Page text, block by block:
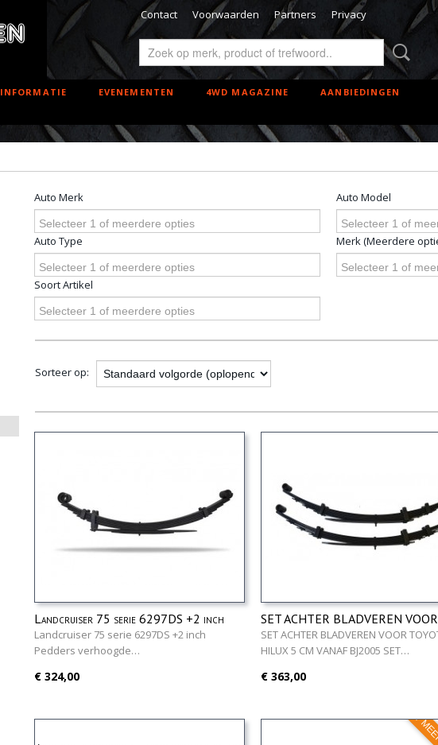
Contact Voorwaarden Partners Privacy
INFORMATIE EVENEMENTEN 4WD MAGAZINE AANBIEDINGEN
Auto Merk
Selecteer 1 of meerdere opties
Auto Model
Selecteer 1 of
Auto Type
Selecteer 1 of meerdere opties
Merk (Meerdere
Selecteer 1 of
Soort Artikel
Selecteer 1 of meerdere opties
Sorteer op:
Landcruiser 75 serie 6297DS +2 inch
Pedders verhoogde bladveer
Landcruiser 75 serie 6297DS +2 inch
Pedders verhoogde…
€ 324,00
SET ACHTER BLADVEREN VOOR
TOYOTA HILUX 5 CM VANAF
SET ACHTER BLADVEREN VOOR
HILUX 5 CM VANAF BJ2005 SET…
€ 363,00